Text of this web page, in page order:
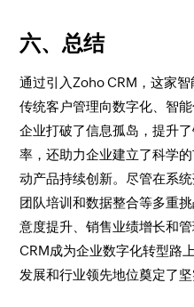
六、总结
通过引入Zoho CRM，这家
传统客户管理向数字化、智
企业打破了信息孤岛，提升
率，还助力企业建立了科学
动产品持续创新。尽管在系
团队培训和数据整合等多重
意度提升、销售业绩增长和
CRM成为企业数字化转型路
发展和行业领先地位奠定了坚